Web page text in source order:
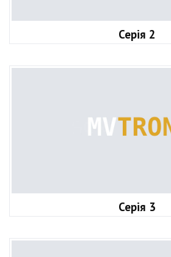
Серія 2
Серія 3